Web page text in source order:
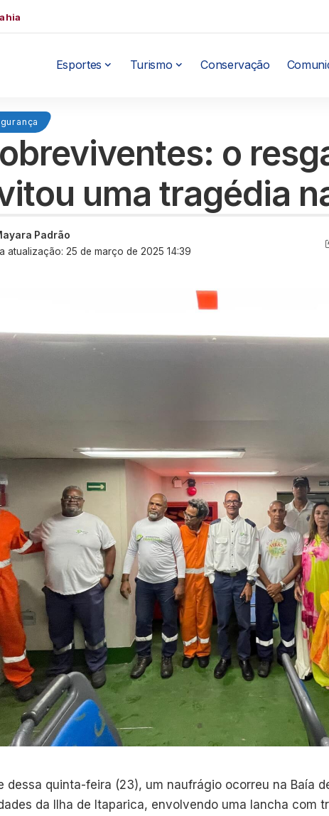
Esportes Turismo Conservação
o
uma tragédia
atualização: 25 de março de 2025 14:39
Padrão
dessa quinta-feira (23), um naufrágio ocorreu na Baía
da Ilha de Itaparica, envolvendo uma lancha com